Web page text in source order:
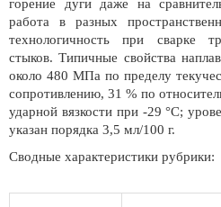
горение дуги даже на
работа в разных
технологичность при сварке
стыков. Типичные свойства
около 480 МПа по пределу
сопротивлению, 31 % по
ударной вязкости при -29 °C;
указан порядка 3,5 мл/100 г.
Сводные характеристики рубрики: